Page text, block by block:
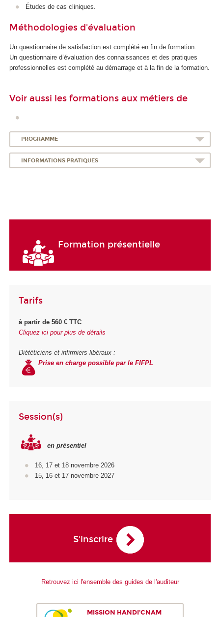
Études de cas cliniques.
Méthodologies d'évaluation
Un questionnaire de satisfaction est complété en fin de formation.
Un questionnaire d’évaluation des connaissances et des pratiques
professionnelles est complété au démarrage et à la fin de la formation.
Voir aussi les formations aux métiers de
PROGRAMME
INFORMATIONS PRATIQUES
Formation présentielle
Tarifs
à partir de 560 € TTC
Cliquez ici pour plus de détails
Diététiciens et infirmiers libéraux :
Prise en charge possible par le FIFPL
Session(s)
en présentiel
16, 17 et 18 novembre 2026
15, 16 et 17 novembre 2027
S'inscrire
Retrouvez ici l'ensemble des guides de l'auditeur
MISSION HANDI'CNAM